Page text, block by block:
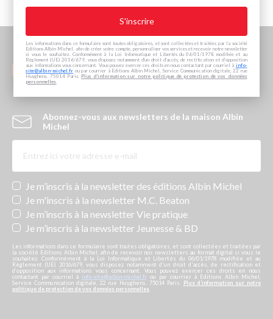
Les informations dans ce formulaire sont toutes obligatoires, et sont collectées et traitées par la société
Editions Albin Michel, afin de créer votre compte, personnaliser vos services et recevoir notre newsletter
si vous le souhaitez. Conformément à la Loi Informatique et Libertés du 06/01/1978 modifiée et au
Règlement (UE) 2016/679, vous disposez notamment d'un droit d'accès, de rectification et d’opposition
aux informations vous concernant. Vous pouvez exercer ces droits en nous contactant par courriel à info-
site@albin-michel.fr ou par courrier à Editions Albin Michel, Service Communication digitale, 22 rue
Huyghens, 75014 Paris. Plus d’information sur notre politique de protection de vos données
personnelles.
Abonnez-vous aux newsletters de la maison Albin
Michel
Newsletters
Je m’inscris à la newsletter des éditions Albin Michel
Je m'inscris à la newsletter M.C. Beaton
Je m’inscris à la newsletter Vie pratique
Je m’inscris à la newsletter Jeunesse & BD
Les informations dans ce formulaire sont toutes obligatoires, et sont collectées et traitées par
la société Editions Albin Michel, afin de recevoir nos newsletters au format digital si vous le
souhaitez. Conformément à la Loi Informatique et Libertés du 06/01/1978 modifiée et au
Règlement (UE) 2016/679, vous disposez notamment d'un droit d'accès, de rectification et
d’opposition aux informations vous concernant. Vous pouvez exercer ces droits en nous
contactant par courriel à info-site@albin-michel.fr ou par courrier à Editions Albin Michel,
Service Communication digitale, 22 rue Huyghens, 75014 Paris.
Plus d’information sur notre
politique de protection de vos données personnelles